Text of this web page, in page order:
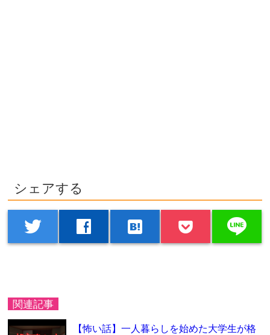
シェアする
twitter facebook hatenabookmark line
関連記事
【怖い話】一人暮らしを始めた大学生が格